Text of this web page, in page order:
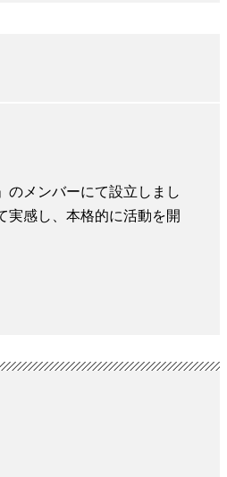
のメンバーにて設立しまし
実感し、本格的に活動を開